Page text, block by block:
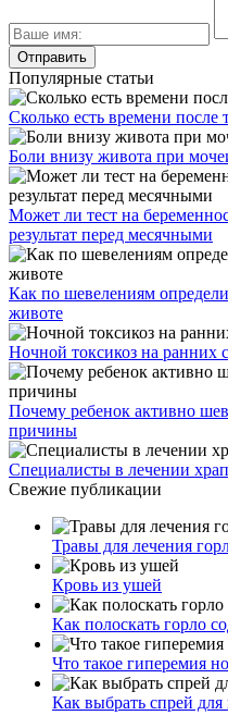
Популярные статьи
Сколько есть времени
Боли внизу живота при
Может ли тест на
результат перед месячными
Как по шевелениям
животе
Ночной токсикоз на ранних
Почему ребенок активно
причины
Специалисты в лечении
Свежие публикации
Травы для лечения
Кровь из ушей
Как полоскать горло
Что такое гиперемия
Как выбрать спрей для